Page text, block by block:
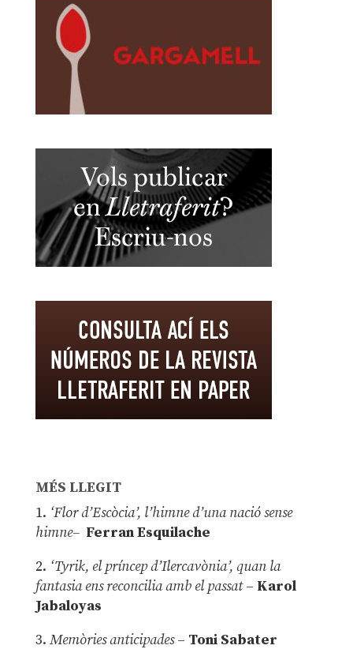
MÉS LLEGIT
1. ‘Flor d’Escòcia’, l’himne d’una nació sense
himne– Ferran Esquilache
2. ‘Tyrik, el príncep d’Ilercavònia’, quan la
fantasia ens reconcilia amb el passat– Karol
Jabaloyas
3. Memòries anticipades– Toni Sabater